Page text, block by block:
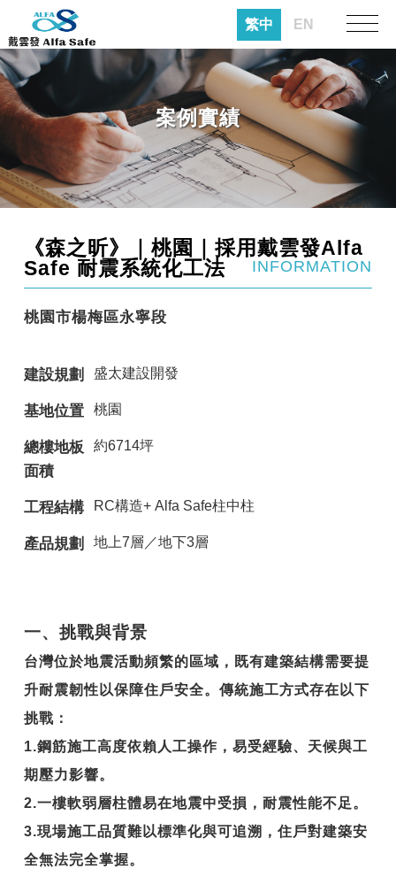
繁中 EN
案例實績
《森之昕》｜桃園｜採用戴雲發Alfa
Safe 耐震系統化工法
INFORMATION
桃園市楊梅區永寧段
建設規劃 盛太建設開發
基地位置 桃園
總樓地板
面積
約6714坪
工程結構 RC構造+ Alfa Safe柱中柱
產品規劃 地上7層／地下3層
一、挑戰與背景
台灣位於地震活動頻繁的區域，既有建築結構需要提
升耐震韌性以保障住戶安全。傳統施工方式存在以下
挑戰：
1.鋼筋施工高度依賴人工操作，易受經驗、天候與工
期壓力影響。
2.一樓軟弱層柱體易在地震中受損，耐震性能不足。
3.現場施工品質難以標準化與可追溯，住戶對建築安
全無法完全掌握。